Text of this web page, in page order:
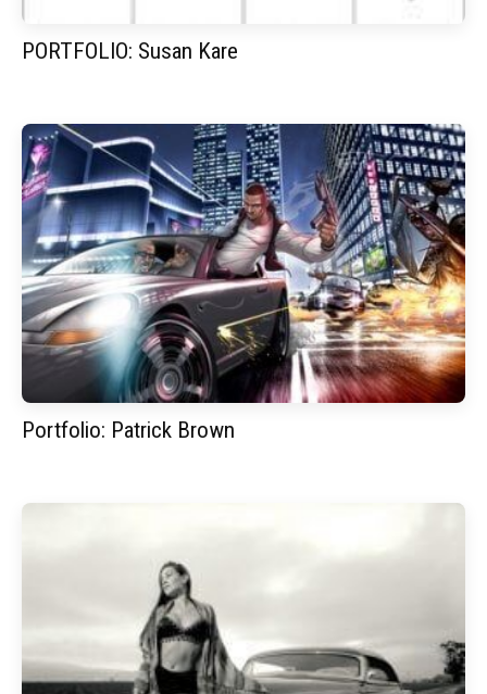
PORTFOLIO: Susan Kare
Portfolio: Patrick Brown